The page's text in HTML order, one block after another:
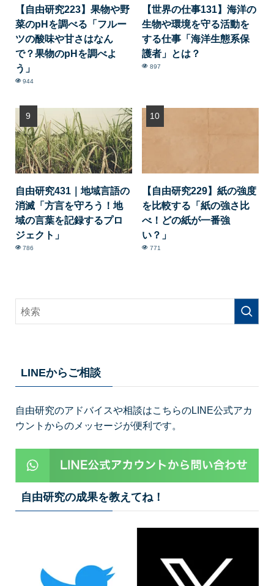
【自由研究223】果物や野
菜のpHを調べる「フルー
ツの酸味や甘さはなん
で？果物のpHを調べよ
う」
944
【世界の仕事131】海洋の
生物や環境を守る活動を
する仕事「海洋生態系保
護者」とは？
897
自由研究431｜地域言語の
消滅「方言を守ろう！地
域の言葉を記録するプロ
ジェクト」
786
【自由研究229】紙の強度
を比較する「紙の強さ比
べ！どの紙が一番強
い？」
771
LINEからご相談
自由研究のアドバイスや相談はこちらのLINE公式アカ
ウントからのメッセージが便利です。
自由研究の成果を教えてね！